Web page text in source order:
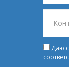
Даю